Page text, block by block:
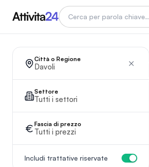
Città o Regione
Davoli
Settore
Tutti i settori
Fascia di prezzo
Tutti i prezzi
Includi trattative riservate